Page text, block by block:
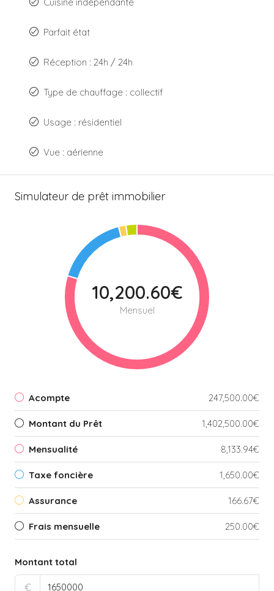
Parfait état
Réception : 24h / 24h
Type de chauffage : collectif
Usage : résidentiel
Vue : aérienne
Simulateur de prêt immobilier
10,200.60€
Mensuel
Acompte 247,500.00€
Montant du Prêt 1,402,500.00€
Mensualité 8,133.94€
Taxe foncière 1,650.00€
Assurance 166.67€
Frais mensuelle 250.00€
Montant total
€